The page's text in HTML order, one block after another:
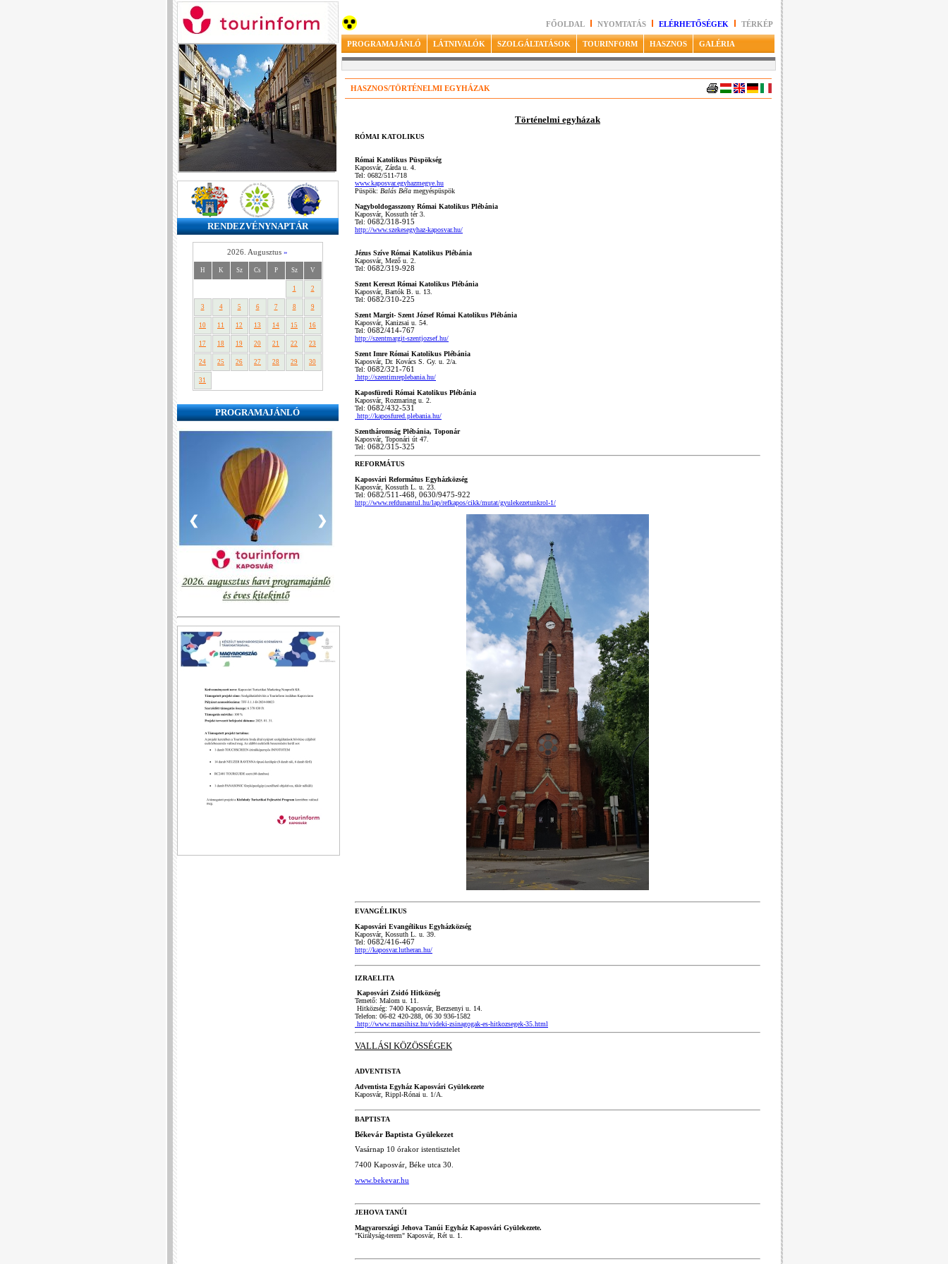
RENDEZVÉNYNAPTÁR
2026. Augusztus »
H K Sz Cs P Sz V
1 2
3 4 5 6 7 8 9
10 11 12 13 14 15 16
17 18 19 20 21 22 23
24 25 26 27 28 29 30
31
PROGRAMAJÁNLÓ
❮ ❯
FŐOLDAL NYOMTATÁS ELÉRHETŐSÉGEK TÉRKÉP
PROGRAMAJÁNLÓ LÁTNIVALÓK SZOLGÁLTATÁSOK TOURINFORM HASZNOS GALÉRIA
HASZNOS/TÖRTÉNELMI EGYHÁZAK
Történelmi egyházak
RÓMAI KATOLIKUS
Római Katolikus Püspökség
Kaposvár, Zárda u. 4.
Tel: 0682/511-718
www.kaposvar.egyhazmegye.hu
Püspök: Balás Béla megyéspüspök
Nagyboldogasszony Római Katolikus Plébánia
Kaposvár, Kossuth tér 3.
Tel: 0682/318-915
http://www.szekesegyhaz-kaposvar.hu/
Jézus Szíve Római Katolikus Plébánia
Kaposvár, Mező u. 2.
Tel: 0682/319-928
Szent Kereszt Római Katolikus Plébánia
Kaposvár, Bartók B. u. 13.
Tel: 0682/310-225
Szent Margit- Szent József Római Katolikus Plébánia
Kaposvár, Kanizsai u. 54.
Tel: 0682/414-767
http://szentmargit-szentjozsef.hu/
Szent Imre Római Katolikus Plébánia
Kaposvár, Dr. Kovács S. Gy. u. 2/a.
Tel: 0682/321-761
http://szentimreplebania.hu/
Kaposfüredi Római Katolikus Plébánia
Kaposvár, Rozmaring u. 2.
Tel: 0682/432-531
http://kaposfured.plebania.hu/
Szentháromság Plébánia, Toponár
Kaposvár, Toponári út 47.
Tel: 0682/315-325
REFORMÁTUS
Kaposvári Református Egyházközség
Kaposvár, Kossuth L. u. 23.
Tel: 0682/511-468, 0630/9475-922
http://www.refdunantul.hu/lap/refkapos/cikk/mutat/gyulekezetunkrol-1/
EVANGÉLIKUS
Kaposvári Evangélikus Egyházközség
Kaposvár, Kossuth L. u. 39.
Tel: 0682/416-467
http://kaposvar.lutheran.hu/
IZRAELITA
Kaposvári Zsidó Hitközség
Temető: Malom u. 11.
Hitközség: 7400 Kaposvár, Berzsenyi u. 14.
Telefon: 06-82 420-288, 06 30 936-1582
http://www.mazsihisz.hu/videki-zsinagogak-es-hitkozsegek-35.html
VALLÁSI KÖZÖSSÉGEK
ADVENTISTA
Adventista Egyház Kaposvári Gyülekezete
Kaposvár, Rippl-Rónai u. 1/A.
BAPTISTA
Békevár Baptista Gyülekezet
Vasárnap 10 órakor istentisztelet
7400 Kaposvár, Béke utca 30.
www.bekevar.hu
JEHOVA TANÚI
Magyarországi Jehova Tanúi Egyház Kaposvári Gyülekezete.
"Királyság-terem" Kaposvár, Rét u. 1.